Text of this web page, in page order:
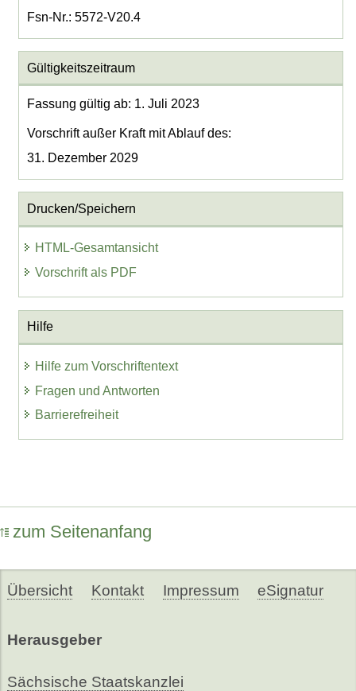
Fsn-Nr.: 5572-V20.4
Gültigkeitszeitraum
Fassung gültig ab: 1. Juli 2023
Vorschrift außer Kraft mit Ablauf des:
31. Dezember 2029
Drucken/Speichern
HTML-Gesamtansicht
Vorschrift als PDF
Hilfe
Hilfe zum Vorschriftentext
Fragen und Antworten
Barrierefreiheit
zum Seitenanfang
Übersicht Kontakt Impressum eSignatur
Herausgeber
Sächsische Staatskanzlei